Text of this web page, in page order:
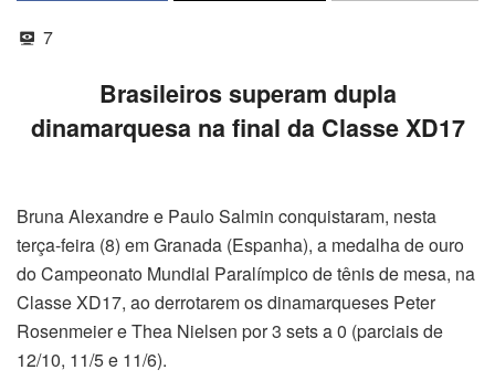
7
Brasileiros superam dupla
dinamarquesa na final da Classe XD17
Bruna Alexandre e Paulo Salmin conquistaram, nesta
terça-feira (8) em Granada (Espanha), a medalha de ouro
do Campeonato Mundial Paralímpico de tênis de mesa, na
Classe XD17, ao derrotarem os dinamarqueses Peter
Rosenmeier e Thea Nielsen por 3 sets a 0 (parciais de
12/10, 11/5 e 11/6).